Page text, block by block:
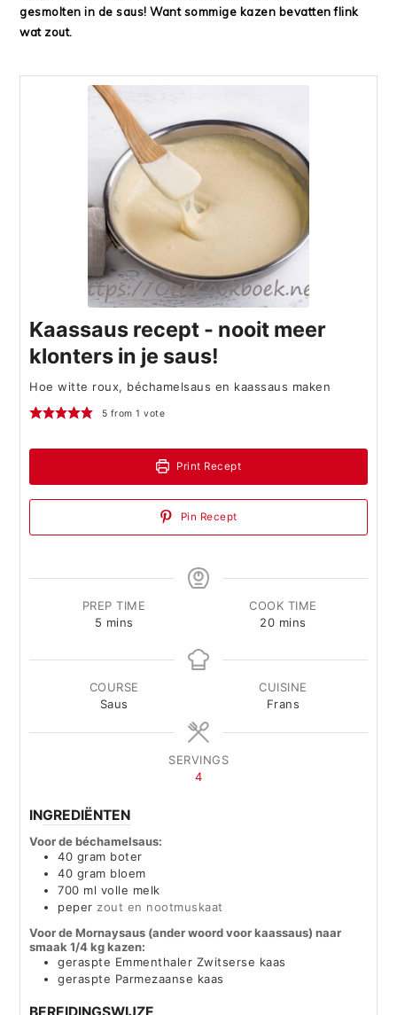
gesmolten in de saus! Want sommige kazen bevatten flink
wat zout.
Kaassaus recept - nooit meer
klonters in je saus!
Hoe witte roux, béchamelsaus en kaassaus maken
5 from 1 vote
Print Recept
Pin Recept
PREP TIME
5 minutes
mins
COOK TIME
20minutes
mins
COURSE
Saus
CUISINE
Frans
SERVINGS
4
INGREDIËNTEN
Voor de béchamelsaus:
40 gram boter
40 gram bloem
700 ml volle melk
peper zout en nootmuskaat
Voor de Mornaysaus (ander woord voor kaassaus) naar
smaak 1/4 kg kazen:
geraspte Emmenthaler Zwitserse kaas
geraspte Parmezaanse kaas